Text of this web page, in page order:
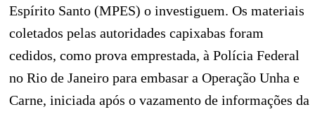
Espírito Santo (MPES) o investiguem. Os materiais
coletados pelas autoridades capixabas foram
cedidos, como prova emprestada, à Polícia Federal
no Rio de Janeiro para embasar a Operação Unha e
Carne, iniciada após o vazamento de informações da